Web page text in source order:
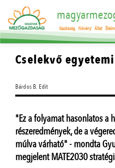
Gazdaság Növény Állat
Cselekvő
Bárdos B. Edit
"Ez a folyamat hasonlatos a
részeredmények, de a
múlva várható" - mondta
megjelent MATE2030